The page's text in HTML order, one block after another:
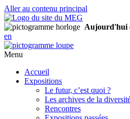
Aller au contenu principal
Aujourd'hui
en
Menu
Accueil
Expositions
Le futur, c’est quoi ?
Les archives de la
Rencontres